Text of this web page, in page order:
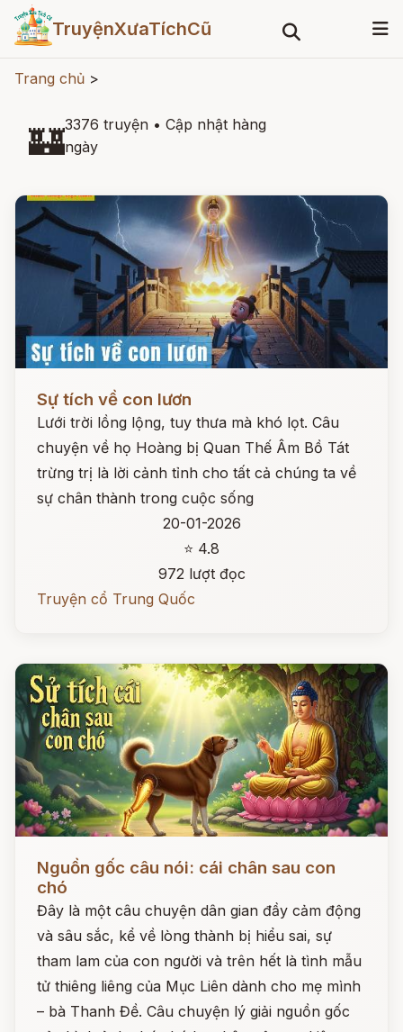
TruyệnXưaTíchCũ
Trang chủ >
🏰3376 truyện • Cập nhật hàng
ngày
Sự tích về con lươn
Lưới trời lồng lộng, tuy thưa mà khó lọt. Câu
chuyện về họ Hoàng bị Quan Thế Âm Bồ Tát
trừng trị là lời cảnh tỉnh cho tất cả chúng ta về
sự chân thành trong cuộc sống
20-01-2026
⭐ 4.8
972 lượt đọc
Truyện cổ Trung Quốc
Đọc ngay
Nguồn gốc câu nói: cái chân sau con
chó
Đây là một câu chuyện dân gian đầy cảm động
và sâu sắc, kể về lòng thành bị hiểu sai, sự
tham lam của con người và trên hết là tình mẫu
tử thiêng liêng của Mục Liên dành cho mẹ mình
– bà Thanh Đề. Câu chuyện lý giải nguồn gốc